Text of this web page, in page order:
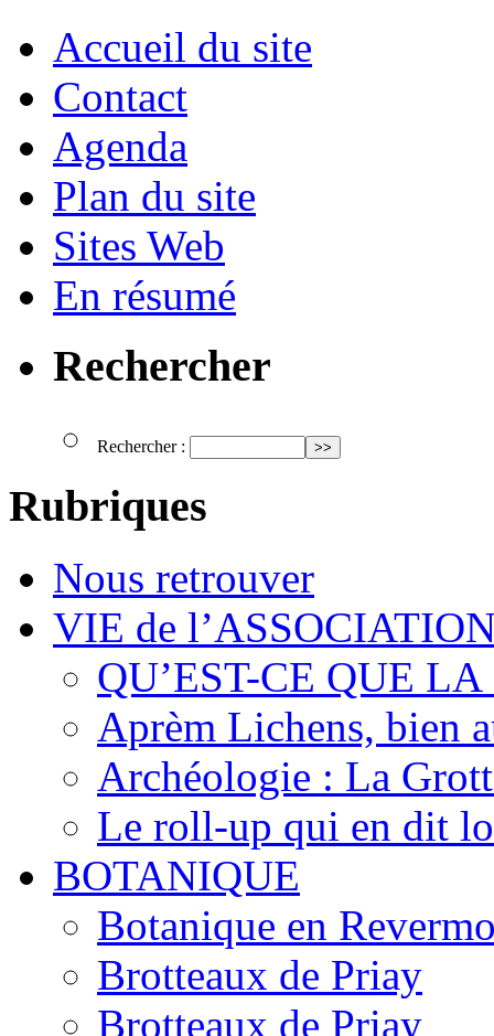
Accueil du site
Contact
Agenda
Plan du site
Sites Web
En résumé
Rechercher
Rechercher :
Rubriques
Nous retrouver
VIE de
QU’EST-CE QUE
Aprèm Lichens, bien
Archéologie : La
Le roll-up qui en dit
BOTANIQUE
Botanique en
Brotteaux de Priay
Brotteaux de Priay